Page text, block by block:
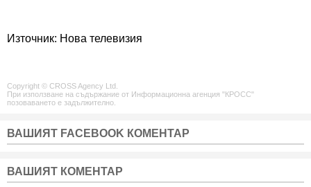
Източник: Нова телевизия
Copyright © CROSS Agency Ltd.
При използване на съдържание от Информационна агенция "КРОСС"
позоваването е задължително.
ВАШИЯТ FACEBOOK КОМЕНТАР
ВАШИЯТ КОМЕНТАР